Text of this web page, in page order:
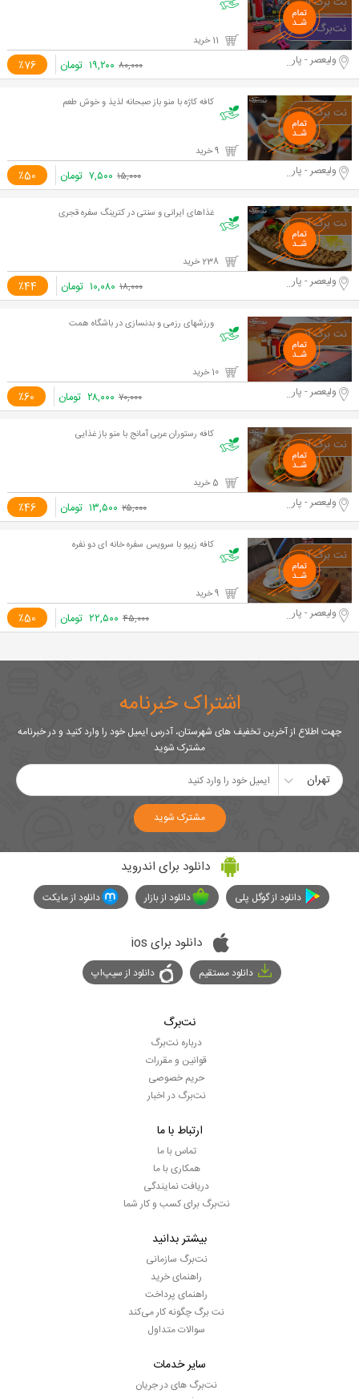
٪76 ولیعصر - پارک ملت ۸۰,۰۰۰ ۱۹,۲۰۰ تومان
کافه کاژه با منو باز صبحانه لذیذ و خوش طعم
٪50 ولیعصر - پارک ملت ۱۵,۰۰۰ ۷,۵۰۰ تومان
غذاهای ایرانی و سنتی در کترینگ سفره قجری
٪44 ولیعصر - پارک ملت ۱۸,۰۰۰ ۱۰,۰۸۰ تومان
ورزشهای رزمی و بدنسازی در باشگاه همت
٪60 ولیعصر - پارک ملت ۷۰,۰۰۰ ۲۸,۰۰۰ تومان
کافه رستوران عربی آمانج با منو باز غذایی
٪46 ولیعصر - پارک ملت ۲۵,۰۰۰ ۱۳,۵۰۰ تومان
کافه زیپو با سرویس سفره خانه ای دو نفره
٪50 ولیعصر - پارک ملت ۴۵,۰۰۰ ۲۲,۵۰۰ تومان
اشتراک خبرنامه
جهت اطلاع از آخرین تخفیف های شهرستان، آدرس ایمیل خود را وارد کنید و در خبرنامه
مشترک شوید
تهران
مشترک شوید
دانلود برای اندروید
دانلود از گوگل پلی دانلود از بازار دانلود از مایکت
دانلود برای ios
دانلود مستقیم دانلود از سیپ‌اپ
نت‌برگ
درباره نت‌برگ
قوانین و مقررات
حریم خصوصی
نت‌برگ در اخبار
ارتباط با ما
تماس با ما
همکاری با ما
دریافت نمایندگی
نت‌برگ برای کسب و کار شما
بیشتر بدانید
نت‌برگ سازمانی
راهنمای خرید
راهنمای پرداخت
نت برگ چگونه کار می‌کند
سوالات متداول
سایر خدمات
نت‌برگ های در جریان